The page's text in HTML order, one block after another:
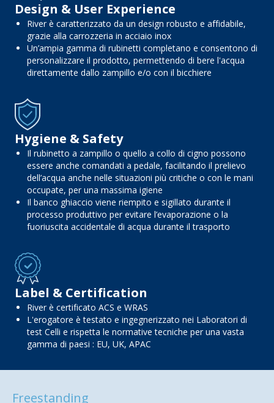
Design & User Experience
River è caratterizzato da un design robusto e affidabile,
grazie alla carrozzeria in acciaio inox
Un’ampia gamma di rubinetti completano e consentono di
personalizzare il prodotto, permettendo di bere l'acqua
direttamente dallo zampillo e/o con il bicchiere
Hygiene & Safety
Il rubinetto a zampillo o quello a collo di cigno possono
essere anche comandati a pedale, facilitando il prelievo
dell’acqua anche nelle situazioni più critiche o con le mani
occupate, per una massima igiene
Il banco ghiaccio viene riempito e sigillato durante il
processo produttivo per evitare l’evaporazione o la
fuoriuscita accidentale di acqua durante il trasporto
Label & Certification
River è certificato ACS e WRAS
L'erogatore è testato e ingegnerizzato nei Laboratori di
test Celli e rispetta le normative tecniche per una vasta
gamma di paesi : EU, UK, APAC
Freestanding